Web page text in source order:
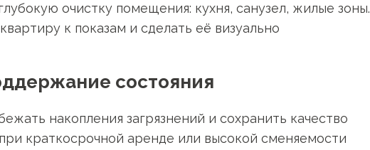
очистку помещения: кухня, санузел, жилые зоны.
к показам и сделать её визуально
состояния
накопления загрязнений и сохранить качество
краткосрочной аренде или высокой сменяемости